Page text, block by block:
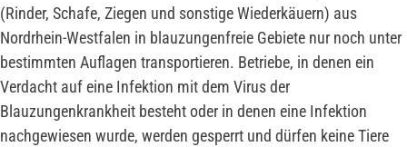
(Rinder, Schafe, Ziegen und sonstige Wiederkäuern) aus
Nordrhein-Westfalen in blauzungenfreie Gebiete nur noch unter
bestimmten Auflagen transportieren. Betriebe, in denen ein
Verdacht auf eine Infektion mit dem Virus der
Blauzungenkrankheit besteht oder in denen eine Infektion
nachgewiesen wurde, werden gesperrt und dürfen keine Tiere